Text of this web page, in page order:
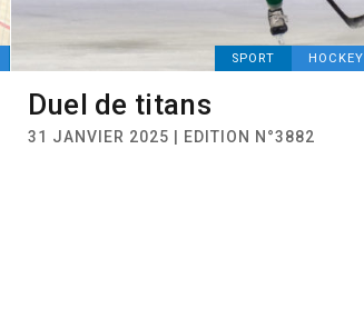
SPORT HOCKEY
Duel de titans
31 JANVIER 2025 | EDITION N°3882